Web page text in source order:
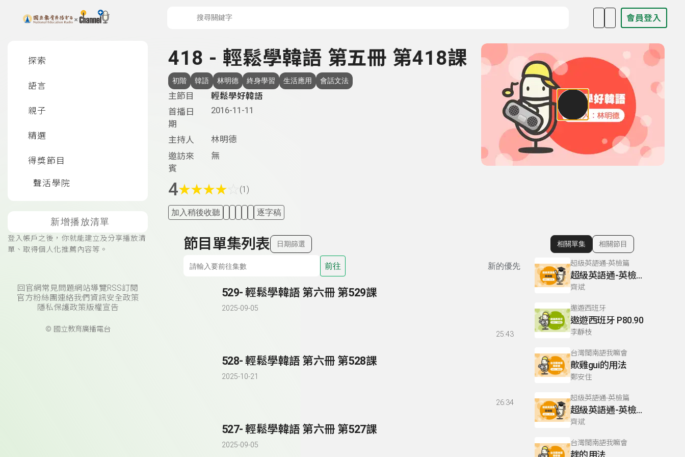
上方功能區塊 會員登入
探索
語言
親子
精選
得獎節目
聲活學院
新增播放清單
登入帳戶之後，你就能建立及分享播放清
單、取得個人化推薦內容等。
回官網常見問題網站導覽RSS訂閱
官方粉絲團連絡我們 資訊安全政策
隱私保護政策版權宣告
© 國立教育廣播電台
418 - 輕鬆學韓語 第五冊 第418課
初階 韓語 林明德 終身學習 生活應用 會話文法
主節目
輕鬆學好韓語
首播日
期
2016-11-11
主持人
林明德
邀訪來
賓
無
4★★★★ (1)
加入稍後收聽 逐字稿
節目單集列表 日期篩選
前往 新的優先
529- 輕鬆學韓語 第六冊 第529課
2025-09-05
25:43
528- 輕鬆學韓語 第六冊 第528課
2025-10-21
26:34
527- 輕鬆學韓語 第六冊 第527課
2025-09-05
顯示相關單集
相關單集 相關節目
超級英語通-英檢篇
超級英語通-英檢篇 083 Cloze Test/段落填空-13
齊斌
遨遊西班牙
遨遊西班牙 P80.90
李靜枝
台灣閩南語我嘛會
歕雞gui的用法
鄭安住
超級英語通-英檢篇
超級英語通-英檢篇 035 Weekend Trip- 週末旅遊
齊斌
台灣閩南語我嘛會
趖的用法